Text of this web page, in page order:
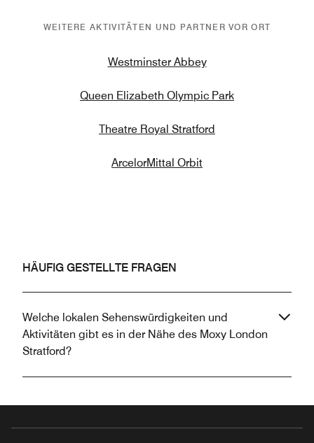
WEITERE AKTIVITÄTEN UND PARTNER VOR ORT
Westminster Abbey
Queen Elizabeth Olympic Park
Theatre Royal Stratford
ArcelorMittal Orbit
HÄUFIG GESTELLTE FRAGEN
Welche lokalen Sehenswürdigkeiten und
Aktivitäten gibt es in der Nähe des Moxy London
Stratford?